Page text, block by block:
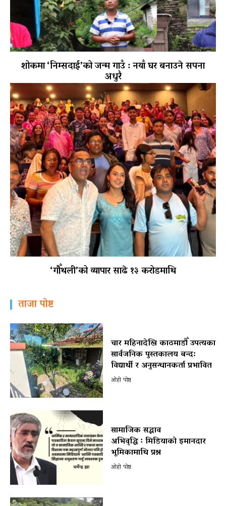
शोकमा ‘निम्सदाई’को जन्म गाउँ : नयाँ घर बनाउने सपना
अधुरै
‘गौँथली’को व्यापार साढे १३ करोडमाथि
ताजा पोष्ट
चार महिनादेखि काठमाडौँ उपत्यका
सार्वजनिक पुस्तकालय बन्द:
विद्यार्थी र अनुसन्धानकर्ता प्रभावित
ओहो पोष्ट
सामाजिक सद्भाव
अभिवृद्धि ः मिडियाको इमानदार
भूमिकामाथि प्रश्न
ओहो पोष्ट